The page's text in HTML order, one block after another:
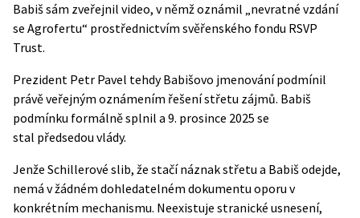
Babiš sám zveřejnil video, v němž oznámil „nevratné vzdání
se Agrofertu“ prostřednictvím svěřenského fondu RSVP
Trust.
Prezident Petr Pavel tehdy Babišovo jmenování podmínil
právě veřejným oznámením řešení střetu zájmů. Babiš
podmínku formálně splnil a 9. prosince 2025 se
stal předsedou vlády.
Jenže Schillerové slib, že stačí náznak střetu a Babiš odejde,
nemá v žádném dohledatelném dokumentu oporu v
konkrétním mechanismu. Neexistuje stranické usnesení,